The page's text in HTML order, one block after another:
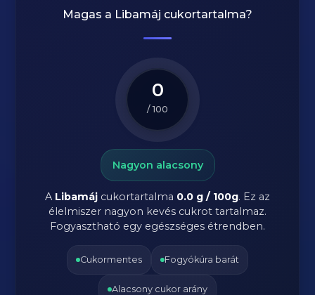
Magas a Libamáj cukortartalma?
0
/ 100
Nagyon alacsony
A Libamáj cukortartalma 0.0 g / 100g. Ez az
élelmiszer nagyon kevés cukrot tartalmaz.
Fogyasztható egy egészséges étrendben.
Cukormentes Fogyókúra barát
Alacsony cukor arány